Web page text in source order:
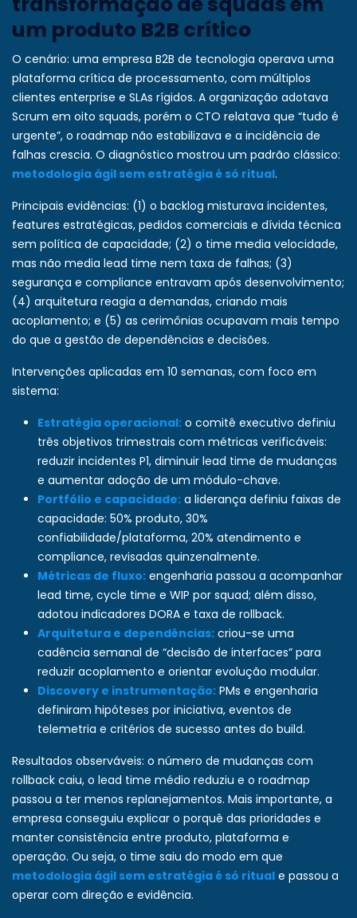
um produto B2B crítico
O cenário: uma empresa B2B de tecnologia operava uma
plataforma crítica de processamento, com múltiplos
clientes enterprise e SLAs rígidos. A organização adotava
Scrum em oito squads, porém o CTO relatava que “tudo é
urgente”, o roadmap não estabilizava e a incidência de
falhas crescia. O diagnóstico mostrou um padrão clássico:
metodologia ágil sem estratégia é só ritual.
Principais evidências: (1) o backlog misturava incidentes,
features estratégicas, pedidos comerciais e dívida técnica
sem política de capacidade; (2) o time media velocidade,
mas não media lead time nem taxa de falhas; (3)
segurança e compliance entravam após desenvolvimento;
(4) arquitetura reagia a demandas, criando mais
acoplamento; e (5) as cerimônias ocupavam mais tempo
do que a gestão de dependências e decisões.
Intervenções aplicadas em 10 semanas, com foco em
sistema:
Estratégia operacional: o comitê executivo definiu
três objetivos trimestrais com métricas verificáveis:
reduzir incidentes P1, diminuir lead time de mudanças
e aumentar adoção de um módulo-chave.
Portfólio e capacidade: a liderança definiu faixas de
capacidade: 50% produto, 30%
confiabilidade/plataforma, 20% atendimento e
compliance, revisadas quinzenalmente.
Métricas de fluxo: engenharia passou a acompanhar
lead time, cycle time e WIP por squad; além disso,
adotou indicadores DORA e taxa de rollback.
Arquitetura e dependências: criou-se uma
cadência semanal de “decisão de interfaces” para
reduzir acoplamento e orientar evolução modular.
Discovery e instrumentação: PMs e engenharia
definiram hipóteses por iniciativa, eventos de
telemetria e critérios de sucesso antes do build.
Resultados observáveis: o número de mudanças com
rollback caiu, o lead time médio reduziu e o roadmap
passou a ter menos replanejamentos. Mais importante, a
empresa conseguiu explicar o porquê das prioridades e
manter consistência entre produto, plataforma e
operação. Ou seja, o time saiu do modo em que
metodologia ágil sem estratégia é só ritual e passou a
operar com direção e evidência.